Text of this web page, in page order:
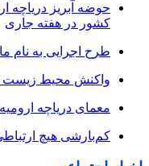
حوضه آبریز دریاچه
کشور در هفته جاری
طرح اجرایی به نام
واکنش محیط زیست
معمای دریاچه
کم‌بارشی هیچ